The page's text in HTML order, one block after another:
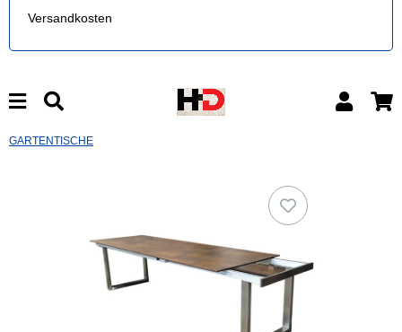
Versandkosten
GARTENTISCHE